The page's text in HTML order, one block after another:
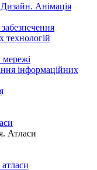
Анімація
технологій
мережі
інформаційних
Атласи